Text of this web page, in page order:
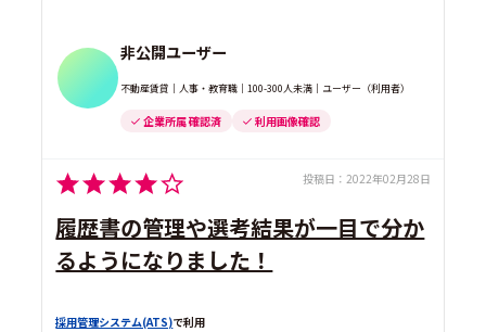
非公開ユーザー
不動産賃貸｜人事・教育職｜100-300人未満｜ユーザー（利用者）
企業所属 確認済 利用画像確認
投稿日： 2022年02月28日
履歴書の管理や選考結果が一目で分か
るようになりました！
採用管理システム(ATS)で利用